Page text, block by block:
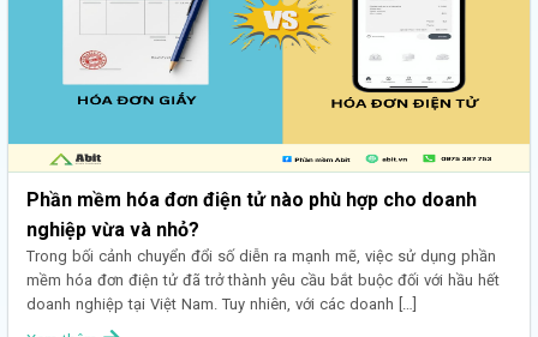
Phần mềm hóa đơn điện tử nào phù hợp cho doanh
nghiệp vừa và nhỏ?
Trong bối cảnh chuyển đổi số diễn ra mạnh mẽ, việc sử dụng phần
mềm hóa đơn điện tử đã trở thành yêu cầu bắt buộc đối với hầu hết
doanh nghiệp tại Việt Nam. Tuy nhiên, với các doanh […]